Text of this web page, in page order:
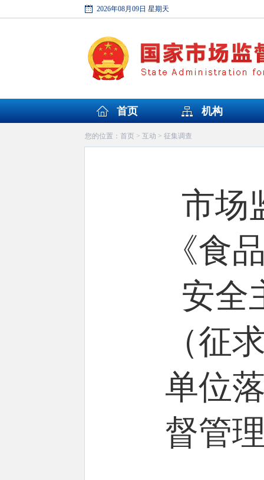
2026年08月09日 星期天
首页 机构
您的位置： 首页> 互动 > 征集调查
市场
《食
安全
（征
单位
督管